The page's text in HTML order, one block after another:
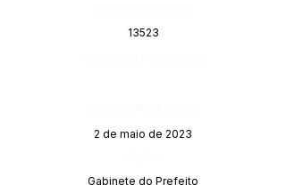
13523
2 de maio de 2023
Gabinete do Prefeito